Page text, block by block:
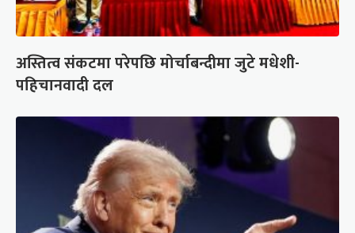
अस्तित्व संकटमा परेपछि मोर्चाबन्दीमा जुटे मधेशी-
पहिचानवादी दल